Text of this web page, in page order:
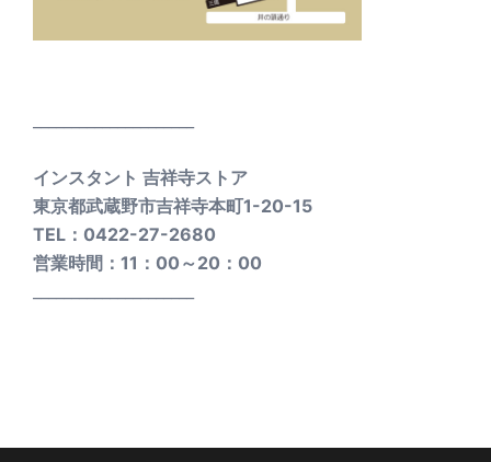
インスタント 吉祥寺ストア
東京都武蔵野市吉祥寺本町1-20-15
TEL：0422-27-2680
営業時間：11：00～20：00